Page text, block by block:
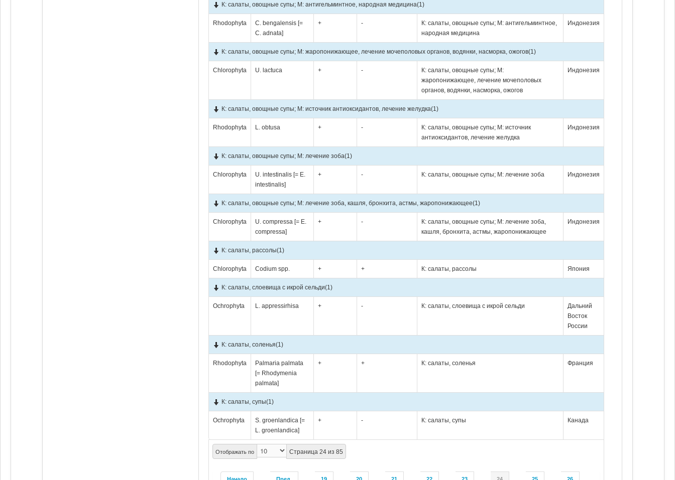
Отображать по Страница 24 из 85
Начало Пред. 19 20 21 22 23 24 25 26
К: салаты, овощные супы; М: антигельминтное, народная медицина(1)
Rhodophyta
C. bengalensis [=
C. adnata]
+ -
К: салаты, овощные супы; М: антигельминтное,
народная медицина
Индонезия
К: салаты, овощные супы; М: жаропонижающее, лечение мочеполовых органов, водянки, насморка, ожогов(1)
Chlorophyta U. lactuca + -
К: салаты, овощные супы; М:
жаропонижающее, лечение мочеполовых
органов, водянки, насморка, ожогов
Индонезия
К: салаты, овощные супы; М: источник антиоксидантов, лечение желудка(1)
Rhodophyta L. obtusa + -
К: салаты, овощные супы; М: источник
антиоксидантов, лечение желудка
Индонезия
К: салаты, овощные супы; М: лечение зоба(1)
Chlorophyta
U. intestinalis [= E.
intestinalis]
+ - К: салаты, овощные супы; М: лечение зоба Индонезия
К: салаты, овощные супы; М: лечение зоба, кашля, бронхита, астмы, жаропонижающее(1)
Chlorophyta
U. compressa [= E.
compressa]
+ -
К: салаты, овощные супы; М: лечение зоба,
кашля, бронхита, астмы, жаропонижающее
Индонезия
К: салаты, рассолы(1)
Chlorophyta Codium spp. + + К: салаты, рассолы Япония
К: салаты, слоевища с икрой сельди(1)
Ochrophyta L. appressirhisa + - К: салаты, слоевища с икрой сельди
Дальний
Восток
России
К: салаты, соленья(1)
Rhodophyta
Palmaria palmata
[= Rhodymenia
palmata]
+ + К: салаты, соленья Франция
К: салаты, супы(1)
Ochrophyta
S. groenlandica [=
L. groenlandica]
+ - К: салаты, супы Канада